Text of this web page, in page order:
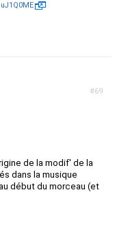
#69
de la modif' de la
dans la musique
début du morceau (et